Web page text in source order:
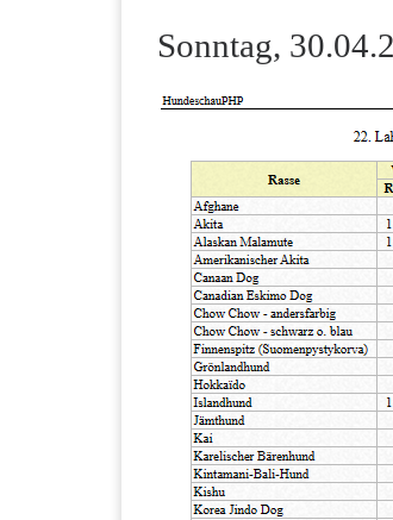
Sonntag,